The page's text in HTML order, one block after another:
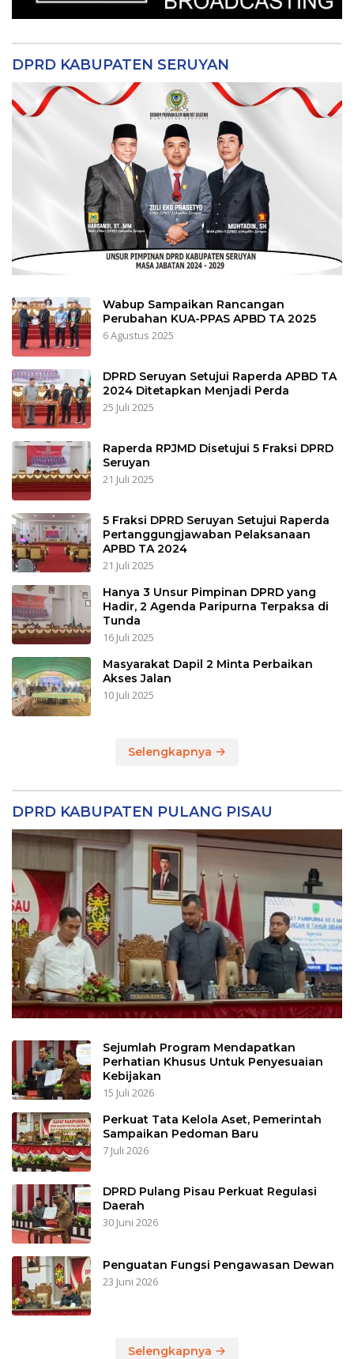
DPRD KABUPATEN SERUYAN
Wabup Sampaikan Rancangan
Perubahan KUA-PPAS APBD TA 2025
6 Agustus 2025
DPRD Seruyan Setujui Raperda APBD TA
2024 Ditetapkan Menjadi Perda
25 Juli 2025
Raperda RPJMD Disetujui 5 Fraksi DPRD
Seruyan
21 Juli 2025
5 Fraksi DPRD Seruyan Setujui Raperda
Pertanggungjawaban Pelaksanaan
APBD TA 2024
21 Juli 2025
Hanya 3 Unsur Pimpinan DPRD yang
Hadir, 2 Agenda Paripurna Terpaksa di
Tunda
16 Juli 2025
Masyarakat Dapil 2 Minta Perbaikan
Akses Jalan
10 Juli 2025
Selengkapnya
DPRD KABUPATEN PULANG PISAU
Sejumlah Program Mendapatkan
Perhatian Khusus Untuk Penyesuaian
Kebijakan
15 Juli 2026
Perkuat Tata Kelola Aset, Pemerintah
Sampaikan Pedoman Baru
7 Juli 2026
DPRD Pulang Pisau Perkuat Regulasi
Daerah
30 Juni 2026
Penguatan Fungsi Pengawasan Dewan
23 Juni 2026
Selengkapnya